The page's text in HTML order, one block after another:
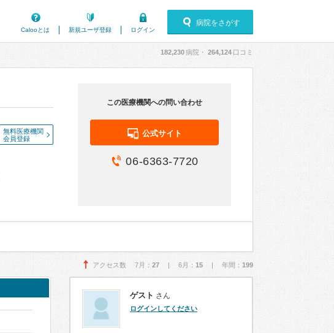
Calooとは
新規ユーザ登録 ログイン
病院をさがす
182,230病院・ 264,124 口コミ
無料医療機関
会員登録
この医療機関への問い合わせ
公式サイト
06-6363-7720
アクセス数 7月： 27 | 6月： 15 | 年間： 199
ゲスト さん
ログインしてください